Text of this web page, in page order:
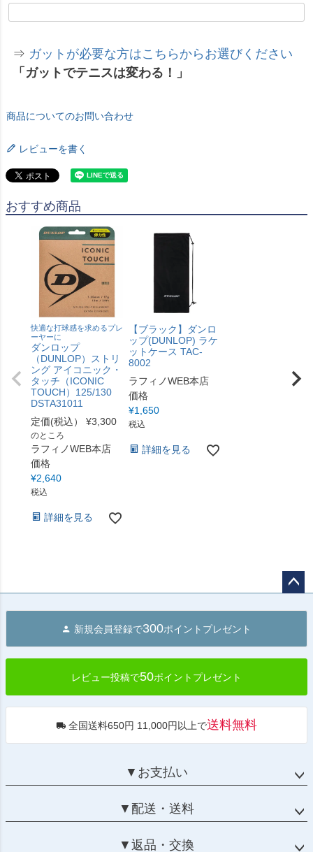
⇒ ガットが必要な方はこちらからお選びください
「ガットでテニスは変わる！」
商品についてのお問い合わせ
レビューを書く
おすすめ商品
快適な打球感を求めるプレ
ーヤーに
ダンロップ
（DUNLOP）ストリ
ング アイコニック・
タッチ（ICONIC
TOUCH）125/130
DSTA31011
定価(税込）
¥3,300
のところ
ラフィノWEB本店
価格
¥2,640
税込
詳細を見る
【ブラック】ダンロ
ップ(DUNLOP) ラケ
ットケース TAC-
8002
ラフィノWEB本店
価格
¥1,650
税込
詳細を見る
へ
新規会員登録で300ポイントプレゼント
レビュー投稿で50ポイントプレゼント
全国送料650円 11,000円以上で送料無料
▼お支払い
▼配送・送料
▼返品・交換